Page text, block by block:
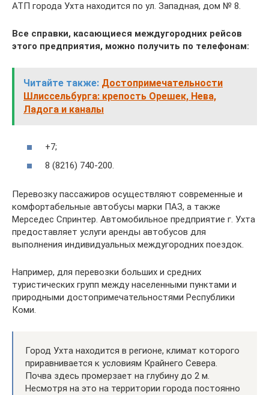
АТП города Ухта находится по ул. Западная, дом № 8.
Все справки, касающиеся междугородних рейсов
этого предприятия, можно получить по телефонам:
Читайте также: Достопримечательности
Шлиссельбурга: крепость Орешек, Нева,
Ладога и каналы
+7;
8 (8216) 740-200.
Перевозку пассажиров осуществляют современные и
комфортабельные автобусы марки ПАЗ, а также
Мерседес Спринтер. Автомобильное предприятие г. Ухта
предоставляет услуги аренды автобусов для
выполнения индивидуальных междугородних поездок.
Например, для перевозки больших и средних
туристических групп между населенными пунктами и
природными достопримечательностями Республики
Коми.
Город Ухта находится в регионе, климат которого
приравнивается к условиям Крайнего Севера.
Почва здесь промерзает на глубину до 2 м.
Несмотря на это на территории города постоянно